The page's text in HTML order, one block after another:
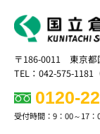
〒186-0011 東京都
TEL：042-575-1181
0120-
受付時間：9：00～17：